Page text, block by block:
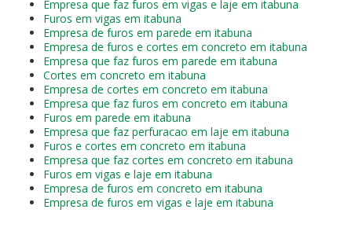
Empresa que faz furos em vigas e laje em itabuna
Furos em vigas em itabuna
Empresa de furos em parede em itabuna
Empresa de furos e cortes em concreto em itabuna
Empresa que faz furos em parede em itabuna
Cortes em concreto em itabuna
Empresa de cortes em concreto em itabuna
Empresa que faz furos em concreto em itabuna
Furos em parede em itabuna
Empresa que faz perfuracao em laje em itabuna
Furos e cortes em concreto em itabuna
Empresa que faz cortes em concreto em itabuna
Furos em vigas e laje em itabuna
Empresa de furos em concreto em itabuna
Empresa de furos em vigas e laje em itabuna